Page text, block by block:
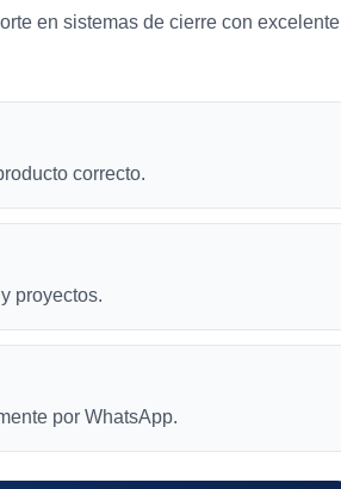
en sistemas de cierre con excelente
correcto.
proyectos.
por WhatsApp.